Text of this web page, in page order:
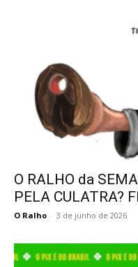
O RALHO da
PELA CULATRA?
O Ralho - 3 de junho de 2026